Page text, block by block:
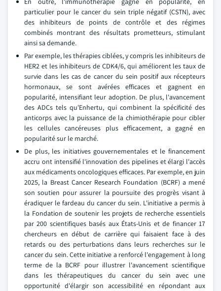
particulier pour le cancer du sein triple négatif (CSTN), avec
des inhibiteurs de points de contrôle et des régimes
combinés montrant des résultats prometteurs, stimulant
ainsi sa demande.
Par exemple, les thérapies ciblées, y compris les inhibiteurs de
HER2 et les inhibiteurs de CDK4/6, qui améliorent les taux de
survie dans les cas de cancer du sein positif aux récepteurs
hormonaux, se sont avérées efficaces et gagnent en
popularité, intensifiant leur adoption. De plus, l'avancement
des ADCs tels qu'Enhertu, qui combinent la spécificité des
anticorps avec la puissance de la chimiothérapie pour cibler
les cellules cancéreuses plus efficacement, a gagné en
popularité sur le marché.
De plus, les initiatives gouvernementales et le financement
accru ont intensifié l'innovation des pipelines et élargi l'accès
aux médicaments oncologiques efficaces. Par exemple, en juin
2025, la Breast Cancer Research Foundation (BCRF) a mené
son soutien pour assurer la poursuite des progrès visant à
éradiquer le fardeau du cancer du sein. L'initiative a permis à
la Fondation de soutenir les projets de recherche essentiels
par 200 scientifiques basés aux États-Unis et de financer 17
chercheurs en début de carrière qui faisaient face à des
retards ou des perturbations dans leurs recherches sur le
cancer du sein. Cette initiative a renforcé l'engagement à long
terme de la BCRF pour illustrer l'avancement scientifique
dans les thérapeutiques du cancer du sein avec une
opportunité d'élargir son accessibilité en répondant aux